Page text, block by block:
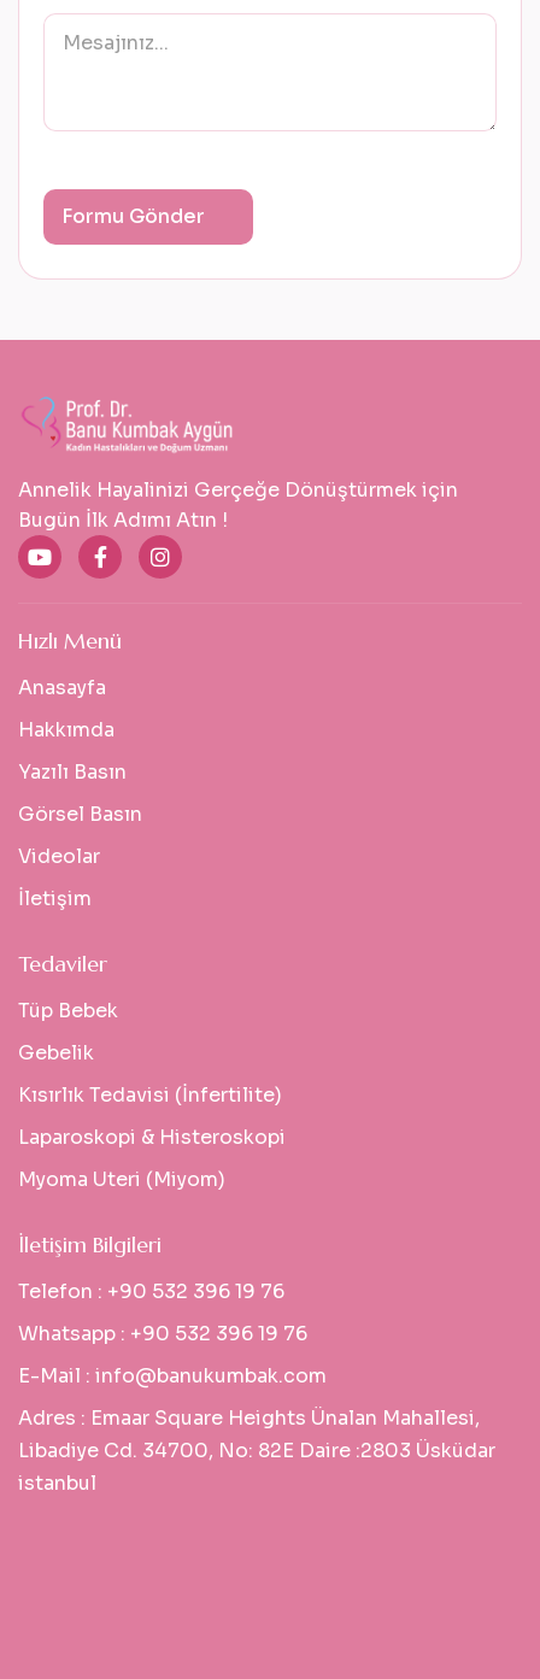
Annelik Hayalinizi Gerçeğe Dönüştürmek için
Bugün İlk Adımı Atın !
Hızlı Menü
Anasayfa
Hakkımda
Yazılı Basın
Görsel Basın
Videolar
İletişim
Tedaviler
Tüp Bebek
Gebelik
Kısırlık Tedavisi (İnfertilite)
Laparoskopi & Histeroskopi
Myoma Uteri (Miyom)
İletişim Bilgileri
Telefon : +90 532 396 19 76
Whatsapp : +90 532 396 19 76
E-Mail : info@banukumbak.com
Adres : Emaar Square Heights Ünalan Mahallesi,
Libadiye Cd. 34700, No: 82E Daire :2803 Üsküdar
istanbul